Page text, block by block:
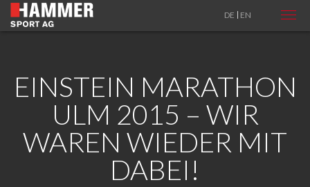
DE EN
EINSTEIN MARATHON
ULM 2015 – WIR
WAREN WIEDER MIT
DABEI!